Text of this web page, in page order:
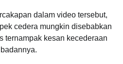
dalam video tersebut,
cedera mungkin disebabkan
ternampak kesan kecederaan